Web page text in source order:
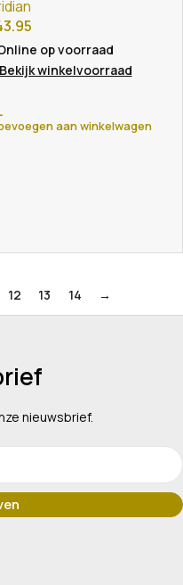
op voorraad
Bekijk winkelvoorraad
aan winkelwagen
12 13 14 →
nieuwsbrief.